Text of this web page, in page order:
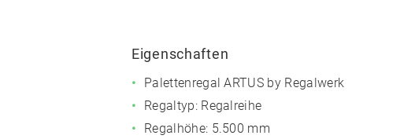
Eigenschaften
Palettenregal ARTUS by Regalwerk
Regaltyp: Regalreihe
Regalhöhe: 5.500 mm